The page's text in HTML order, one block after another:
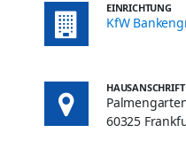
EINRICHTUNG
KfW
HAUSANSCHRIFT
60325